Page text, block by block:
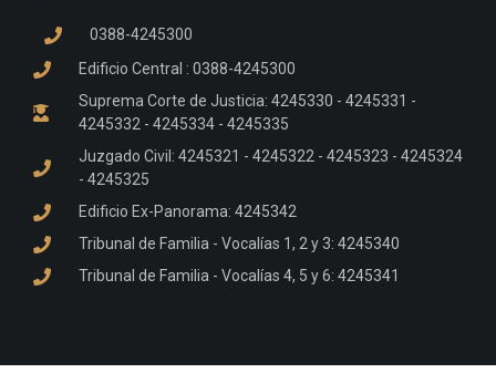
0388-4245300
Edificio Central : 0388-4245300
Suprema Corte de Justicia: 4245330 - 4245331 -
4245332 - 4245334 - 4245335
Juzgado Civil: 4245321 - 4245322 - 4245323 - 4245324
- 4245325
Edificio Ex-Panorama: 4245342
Tribunal de Familia - Vocalías 1, 2 y 3: 4245340
Tribunal de Familia - Vocalías 4, 5 y 6: 4245341